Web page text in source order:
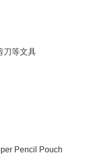
刀等文具
Pencil Pouch